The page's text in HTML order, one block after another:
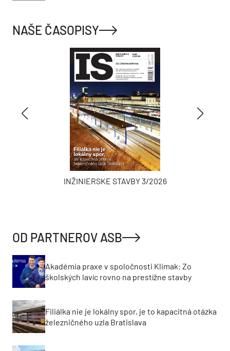
NAŠE ČASOPISY
INŽINIERSKE STAVBY 3/2026
OD PARTNEROV ASB
Akadémia praxe v spoločnosti Klimak: Zo
školských lavíc rovno na prestížne stavby
Filiálka nie je lokálny spor, je to kapacitná otázka
železničného uzla Bratislava